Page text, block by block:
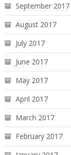
September 2017
August 2017
July 2017
June 2017
May 2017
April 2017
March 2017
February 2017